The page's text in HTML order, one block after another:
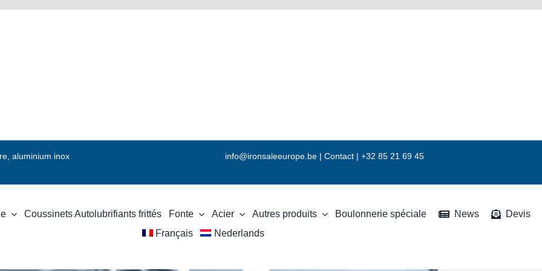
aluminium inox info@ironsaleeurope.be| Contact | +32 85 21 69 45
Coussinets Autolubrifiants frittés Fonte Acier Autres produits Boulonnerie spéciale News
Devis
Français
Nederlands